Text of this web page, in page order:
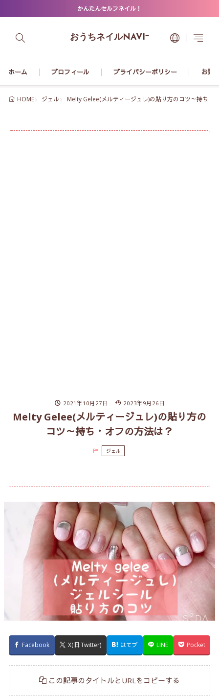
かんたんセルフネイル！
おうちネイルNAVI~
ホーム プロフィール プライバシーポリシー お問
HOME ジェル Melty Gelee(メルティージュレ)の貼り方のコツ～持ち・
2021年10月27日 2023年9月26日
Melty Gelee(メルティージュレ)の貼り方の
コツ～持ち・オフの方法は？
ジェル
Facebook X(旧:Twitter) はてブ LINE Pocket
この記事のタイトルとURLをコピーする